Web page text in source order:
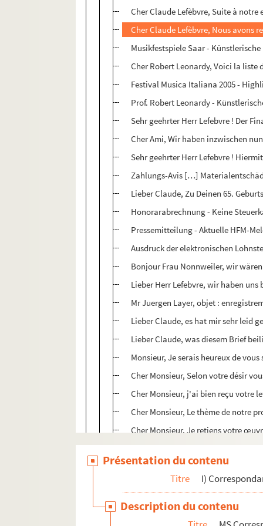
Cher Claude Lefèbvre, Suite à
Cher Claude Lefèbvre, Nous
Musikfestspiele Saar -
Cher Robert Leonardy, Voici la liste
Festival Musica Italiana 2005 -
Prof. Robert Leonardy -
Sehr geehrter Herr Lefebvre ! Der
Cher Ami, Wir haben inzwischen
Sehr geehrter Herr Lefebvre !
Zahlungs-Avis […]
Lieber Claude, Zu Deinen 65.
Honorarabrechnung - Keine
Pressemitteilung - Aktuelle HFM-
Ausdruck der elektronischen
Bonjour Frau Nonnweiler, wir
Lieber Herr Lefebvre, wir haben
Mr Juergen Layer, objet :
Lieber Claude, es hat mir sehr leid
Lieber Claude, was diesem Brief
Monsieur, Je serais heureux de
Cher Monsieur, Selon votre désir
Cher Monsieur, j'ai bien reçu votre
Cher Monsieur, Le thème de notre
Cher Monsieur, Je retiens votre
Bien cher confrère et ami, Il est
Chers confrères et amis, Rien
Notre année 93 a été fertile en
Monsieur le Sénateur-Maire, j'étais
Monsieur le Directeur, Suite à la
Présentation du contenu
Titre I)
Description du contenu